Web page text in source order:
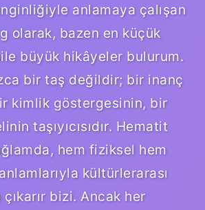
anlamaya çalışan
olarak, bazen en küçük
büyük hikâyeler bulurum.
bir taş değildir; bir inanç
kimlik göstergesinin, bir
taşıyıcısıdır. Hematit
hem fiziksel hem
kültürlerarası
bizi. Ancak her